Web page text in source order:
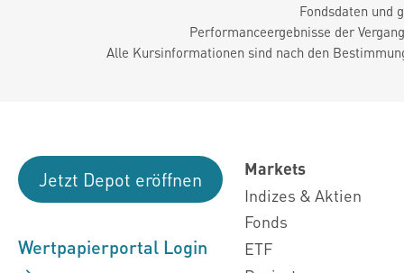
Fondsdaten und
Performanceergebnisse der
Alle Kursinformationen sind nach den
Jetzt Depot eröffnen
Wertpapierportal Login
Markets
Indizes & Aktien
Fonds
ETF